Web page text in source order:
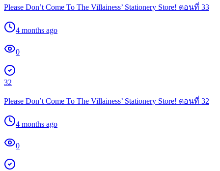
Please Don’t Come To The Villainess’ Stationery Store! ตอนที่ 33
4 months ago
0
32
Please Don’t Come To The Villainess’ Stationery Store! ตอนที่ 32
4 months ago
0